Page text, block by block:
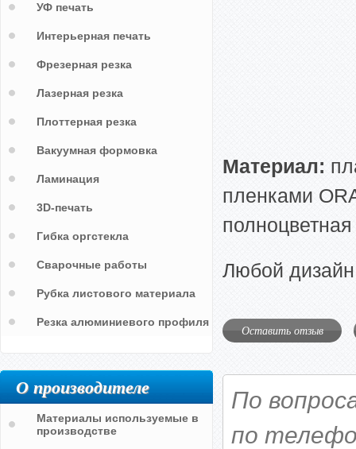
Материал:
пленками
Любой
Оставить отзыв
По
по
УФ печать
Интерьерная печать
Фрезерная резка
Лазерная резка
Плоттерная резка
Вакуумная формовка
Ламинация
3D-печать
Гибка оргстекла
Сварочные работы
Рубка листового материала
Резка алюминиевого профиля
О производителе
Материалы используемые в
производстве